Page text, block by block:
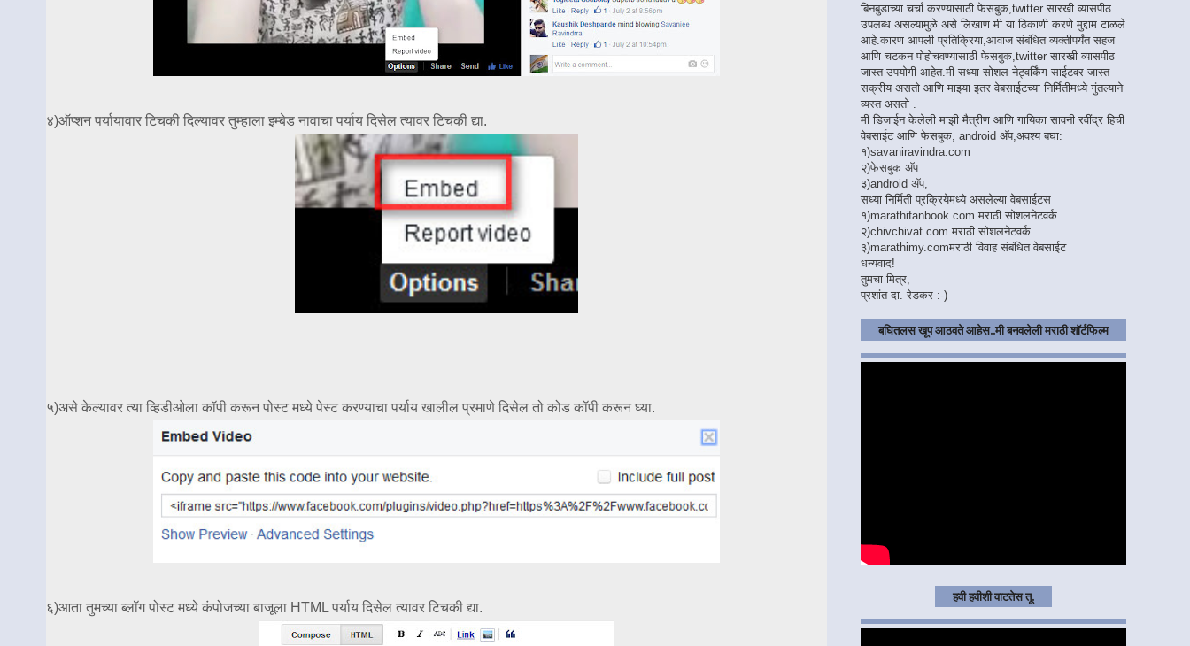
४)ऑप्शन पर्यायावार टिचकी दिल्यावर तुम्हाला इम्बेड नावाचा पर्याय दिसेल त्यावर टिचकी द्या.
५)असे केल्यावर त्या व्हिडीओला कॉपी करून पोस्ट मध्ये पेस्ट करण्याचा पर्याय खालील प्रमाणे दिसेल तो कोड कॉपी करून घ्या.
६)आता तुमच्या ब्लॉग पोस्ट मध्ये कंपोजच्या बाजूला HTML पर्याय दिसेल त्यावर टिचकी द्या.
बिनबुडाच्या चर्चा करण्यासाठी फेसबुक,twitter सारखी व्यासपीठ
उपलब्ध असल्यामुळे असे लिखाण मी या ठिकाणी करणे मुद्दाम टाळले
आहे.कारण आपली प्रतिक्रिया,आवाज संबंधित व्यक्तीपर्यंत सहज
आणि चटकन पोहोचवण्यासाठी फेसबुक,twitter सारखी व्यासपीठ
जास्त उपयोगी आहेत.मी सध्या सोशल नेट्वर्किंग साईटवर जास्त
सक्रीय असतो आणि माझ्या इतर वेबसाईटच्या निर्मितीमध्ये गुंतल्याने
व्यस्त असतो .
मी डिजाईन केलेली माझी मैत्रीण आणि गायिका सावनी रवींद्र हिची
वेबसाईट आणि फेसबुक, android अ‍ॅप,अवश्य बघा:
१)savaniravindra.com
२)फेसबुक अ‍ॅप
३)android अ‍ॅप,
सध्या निर्मिती प्रक्रियेमध्ये असलेल्या वेबसाईटस
१)marathifanbook.com मराठी सोशलनेटवर्क
२)chivchivat.com मराठी सोशलनेटवर्क
३)marathimy.comमराठी विवाह संबंधित वेबसाईट
धन्यवाद!
तुमचा मित्र,
प्रशांत दा. रेडकर :-)
बघितलस खूप आठवते आहेस..मी बनवलेली मराठी शॉर्टफिल्म
हवी हवीशी वाटतेस तू.